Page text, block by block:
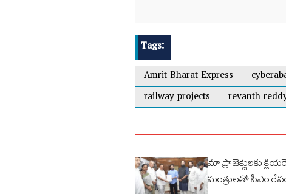
Tags:
Amrit Bharat Express
railway projects
revanth
మా ప్రాజెక్టులకు
మంత్రులతో సీఎం